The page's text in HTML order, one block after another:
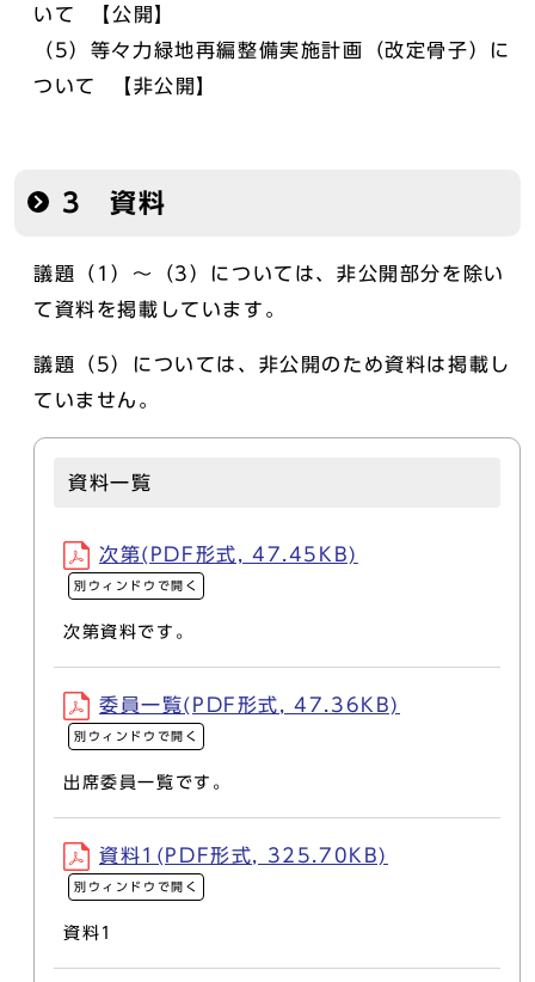
いて 【公開】
（5）等々力緑地再編整備実施計画（改定骨子）に
ついて 【非公開】
3 資料
議題（1）～（3）については、非公開部分を除い
て資料を掲載しています。
議題（5）については、非公開のため資料は掲載し
ていません。
資料一覧
次第(PDF形式, 47.45KB)
別ウィンドウで開く
次第資料です。
委員一覧(PDF形式, 47.36KB)
別ウィンドウで開く
出席委員一覧です。
資料1(PDF形式, 325.70KB)
別ウィンドウで開く
資料1